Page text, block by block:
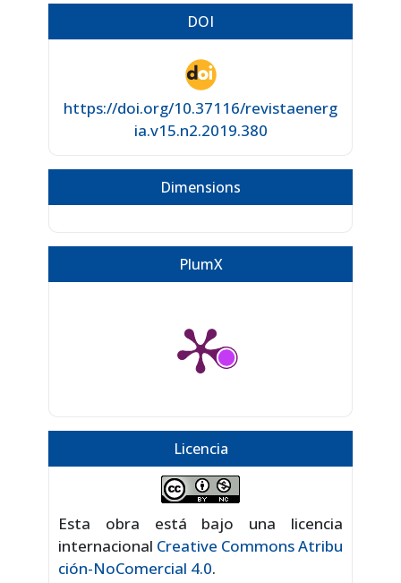
DOI
https://doi.org/10.37116/revistaenerg
ia.v15.n2.2019.380
Dimensions
PlumX
Licencia
Esta obra está bajo una licencia
internacional Creative Commons Atribu
ción-NoComercial 4.0.